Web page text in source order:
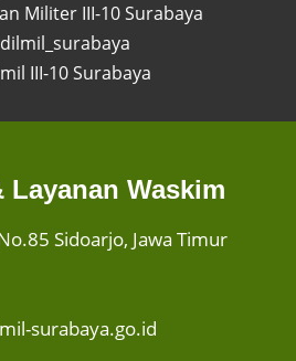
Militer III-10 Surabaya
dilmil_surabaya
III-10 Surabaya
Layanan Waskim
Sidoarjo, Jawa Timur
surabaya.go.id